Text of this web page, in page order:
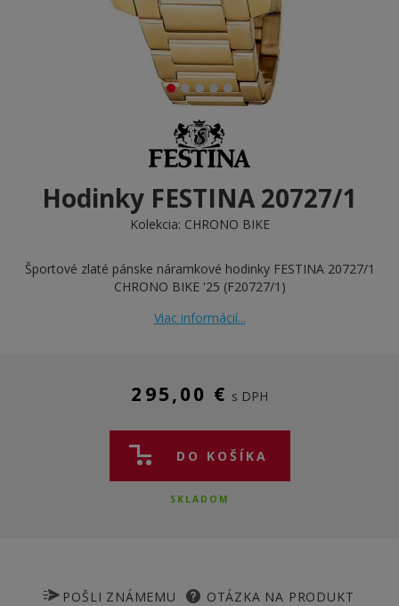
Hodinky FESTINA 20727/1
Kolekcia: CHRONO BIKE
Športové zlaté pánske náramkové hodinky FESTINA 20727/1
CHRONO BIKE '25 (F20727/1)
Viac informácií...
295,00 € s DPH
DO KOŠÍKA
SKLADOM
POŠLI ZNÁMEMU OTÁZKA NA PRODUKT